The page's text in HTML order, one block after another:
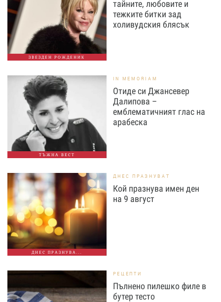
ЗВЕЗДЕН РОЖДЕНИК
тайните, любовите и
тежките битки зад
холивудския блясък
ТЪЖНА ВЕСТ
IN MEMORIAM
Отиде си Джансевер
Далипова –
емблематичният глас на
арабеска
ДНЕС ПРАЗНУВА...
ДНЕС ПРАЗНУВАТ
Кой празнува имен ден
на 9 август
РЕЦЕПТИ
Пълнено пилешко филе в
бутер тесто